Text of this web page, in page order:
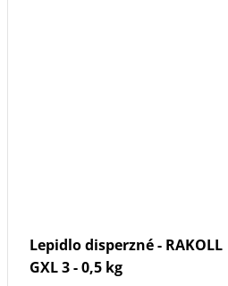
Lepidlo disperzné - RAKOLL
GXL 3 - 0,5 kg